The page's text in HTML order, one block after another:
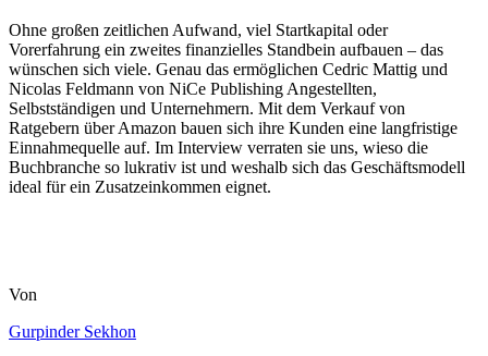
Ohne großen zeitlichen Aufwand, viel Startkapital oder
Vorerfahrung ein zweites finanzielles Standbein aufbauen – das
wünschen sich viele. Genau das ermöglichen Cedric Mattig und
Nicolas Feldmann von NiCe Publishing Angestellten,
Selbstständigen und Unternehmern. Mit dem Verkauf von
Ratgebern über Amazon bauen sich ihre Kunden eine langfristige
Einnahmequelle auf. Im Interview verraten sie uns, wieso die
Buchbranche so lukrativ ist und weshalb sich das Geschäftsmodell
ideal für ein Zusatzeinkommen eignet.
Von
Gurpinder Sekhon